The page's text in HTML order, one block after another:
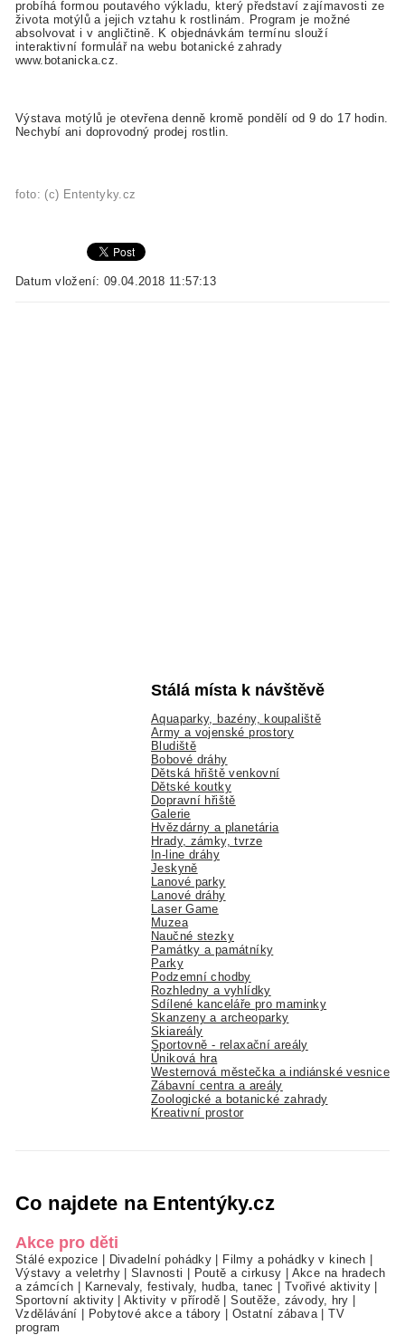
probíhá formou poutavého výkladu, který představí zajímavosti ze
života motýlů a jejich vztahu k rostlinám. Program je možné
absolvovat i v angličtině. K objednávkám termínu slouží
interaktivní formulář na webu botanické zahrady
www.botanicka.cz.
Výstava motýlů je otevřena denně kromě pondělí od 9 do 17 hodin.
Nechybí ani doprovodný prodej rostlin.
foto: (c) Ententyky.cz
Datum vložení: 09.04.2018 11:57:13
Stálá místa k návštěvě
Aquaparky, bazény, koupaliště
Army a vojenské prostory
Bludiště
Bobové dráhy
Dětská hřiště venkovní
Dětské koutky
Dopravní hřiště
Galerie
Hvězdárny a planetária
Hrady, zámky, tvrze
In-line dráhy
Jeskyně
Lanové parky
Lanové dráhy
Laser Game
Muzea
Naučné stezky
Památky a památníky
Parky
Podzemní chodby
Rozhledny a vyhlídky
Sdílené kanceláře pro maminky
Skanzeny a archeoparky
Skiareály
Sportovně - relaxační areály
Úniková hra
Westernová městečka a indiánské vesnice
Zábavní centra a areály
Zoologické a botanické zahrady
Kreativní prostor
Co najdete na Ententýky.cz
Akce pro děti
Stálé expozice | Divadelní pohádky | Filmy a pohádky v kinech |
Výstavy a veletrhy|Slavnosti | Poutě a cirkusy | Akce na hradech
a zámcích | Karnevaly, festivaly, hudba, tanec | Tvořivé aktivity |
Sportovní aktivity|Aktivity v přírodě |Soutěže, závody, hry |
Vzdělávání | Pobytové akce a tábory | Ostatní zábava |TV
program